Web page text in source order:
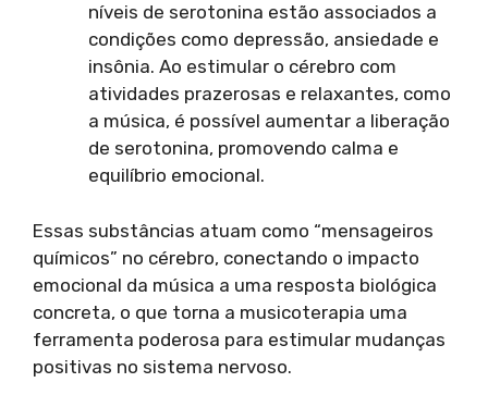
níveis de serotonina estão associados a
condições como depressão, ansiedade e
insônia. Ao estimular o cérebro com
atividades prazerosas e relaxantes, como
a música, é possível aumentar a liberação
de serotonina, promovendo calma e
equilíbrio emocional.
Essas substâncias atuam como “mensageiros
químicos” no cérebro, conectando o impacto
emocional da música a uma resposta biológica
concreta, o que torna a musicoterapia uma
ferramenta poderosa para estimular mudanças
positivas no sistema nervoso.